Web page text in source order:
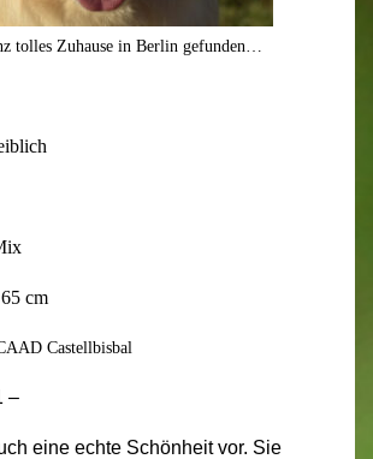
tolles Zuhause in Berlin gefunden…
65 cm
Castellbisbal
–
eine echte Schönheit vor. Sie